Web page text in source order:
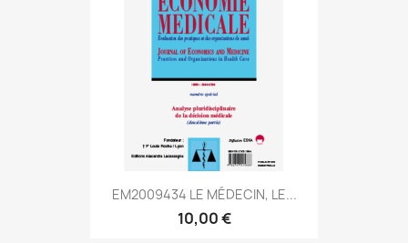
EM2009434 LE MÉDECIN, LE...
10,00 €